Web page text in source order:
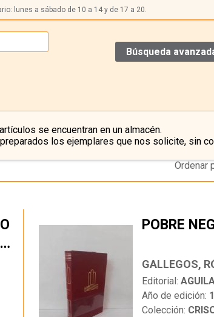
lunes a sábado de 10 a 14 y de 17 a 20.
Búsqueda
se encuentran en un almacén.
los ejemplares que nos solicite, sin
Ordenar
…
POBRE
GALLEGOS,
Editorial:
Año de edición:
Colección: